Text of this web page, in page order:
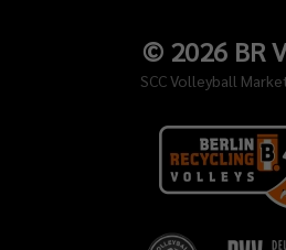
© 2026BR
SCC Volleyball